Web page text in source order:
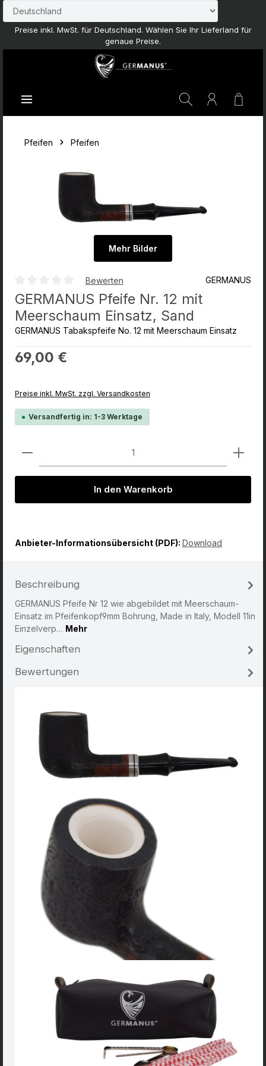
Zum Hauptinhalt springen
Preise inkl. MwSt. für Deutschland. Wählen Sie Ihr Lieferland für
genaue Preise.
Pfeifen Pfeifen
Mehr Bilder
Durchschnittliche Bewertung von 0 von 5 Sternen
Bewerten GERMANUS
GERMANUS Pfeife Nr. 12 mit
Meerschaum Einsatz, Sand
GERMANUS Tabakspfeife No. 12 mit Meerschaum Einsatz
Regulärer Preis:
69,00 €
Preise inkl. MwSt. zzgl. Versandkosten
Versandfertig in: 1-3 Werktage
Produkt Anzahl: Gib den gewünschten Wert ein
In den Warenkorb
Anbieter-Informationsübersicht (PDF): Download
Beschreibung
GERMANUS Pfeife Nr 12 wie abgebildet mit Meerschaum-
Einsatz im Pfeifenkopf9mm Bohrung, Made in Italy, Modell 11in
Einzelverp… Mehr
Eigenschaften
Bewertungen